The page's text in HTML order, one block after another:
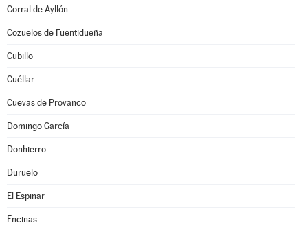
Corral de Ayllón
Cozuelos de Fuentidueña
Cubillo
Cuéllar
Cuevas de Provanco
Domingo García
Donhierro
Duruelo
El Espinar
Encinas